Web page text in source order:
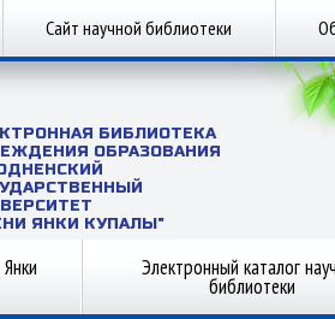
Сайт научной библиотеки
БИБЛИОТЕКА
ОБРАЗОВАНИЯ
ЯНКИ КУПАЛЫ"
Электронный каталог
библиотеки